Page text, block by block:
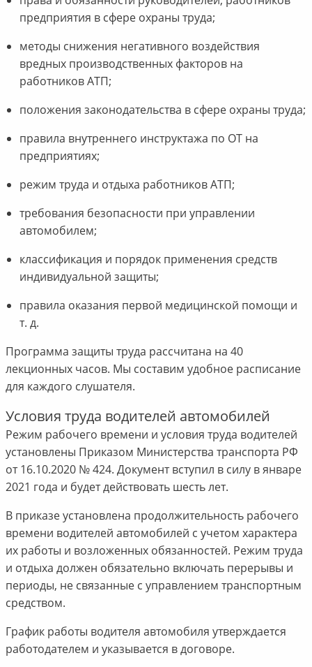
предприятия в сфере охраны труда;
методы снижения негативного воздействия
вредных производственных факторов на
работников АТП;
положения законодательства в сфере охраны труда;
правила внутреннего инструктажа по ОТ на
предприятиях;
режим труда и отдыха работников АТП;
требования безопасности при управлении
автомобилем;
классификация и порядок применения средств
индивидуальной защиты;
правила оказания первой медицинской помощи и
т. д.
Программа защиты труда рассчитана на 40
лекционных часов. Мы составим удобное расписание
для каждого слушателя.
Условия труда водителей автомобилей
Режим рабочего времени и условия труда водителей
установлены Приказом Министерства транспорта РФ
от 16.10.2020 № 424. Документ вступил в силу в январе
2021 года и будет действовать шесть лет.
В приказе установлена продолжительность рабочего
времени водителей автомобилей с учетом характера
их работы и возложенных обязанностей. Режим труда
и отдыха должен обязательно включать перерывы и
периоды, не связанные с управлением транспортным
средством.
График работы водителя автомобиля утверждается
работодателем и указывается в договоре.